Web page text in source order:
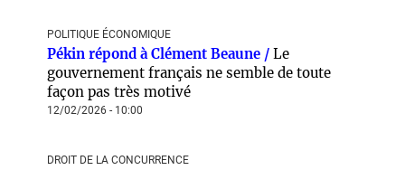
POLITIQUE ÉCONOMIQUE
Pékin répond à Clément Beaune / Le
gouvernement français ne semble de toute
façon pas très motivé
12/02/2026 - 10:00
DROIT DE LA CONCURRENCE